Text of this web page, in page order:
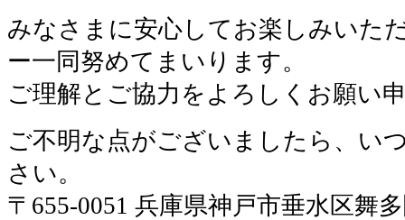
みなさまに安心してお楽しみいた
ー一同努めてまいります。
ご理解とご協力をよろしくお願い
ご不明な点がございましたら、い
さい。
〒655-0051 兵庫県神戸市垂水区舞